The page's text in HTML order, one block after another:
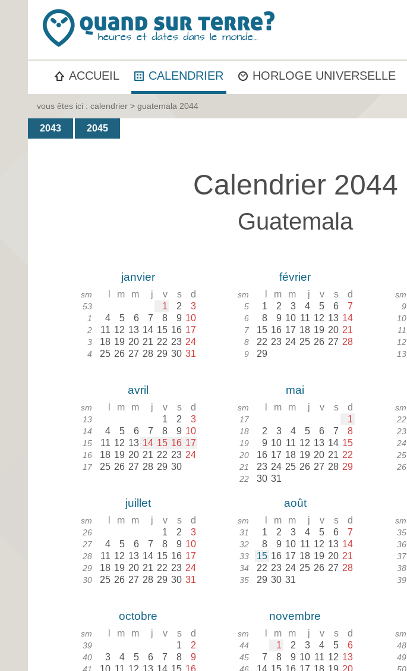
ACCUEIL CALENDRIER HORLOGE UNIVERSELLE
vous êtes ici : calendrier > guatemala 2044
2043 2045
Calendrier 2044
Guatemala
janvier
sm m m j v s d
53 1 2 3
1 4 5 6 7 8 9 10
2 11 12 13 14 15 16 17
3 18 19 20 21 22 23 24
4 25 26 27 28 29 30 31
février
sm m m j v s d
5 1 2 3 4 5 6 7
6 8 9 10 11 12 13 14
7 15 16 17 18 19 20 21
8 22 23 24 25 26 27 28
9 29
sm
9
10
11
12
13
avril
sm m m j v s d
13 1 2 3
14 4 5 6 7 8 9 10
15 11 12 13 14 15 16 17
16 18 19 20 21 22 23 24
17 25 26 27 28 29 30
mai
sm m m j v s d
17 1
18 2 3 4 5 6 7 8
19 9 10 11 12 13 14 15
20 16 17 18 19 20 21 22
21 23 24 25 26 27 28 29
22 30 31
sm
22
23
24
25
26
juillet
sm m m j v s d
26 1 2 3
27 4 5 6 7 8 9 10
28 11 12 13 14 15 16 17
29 18 19 20 21 22 23 24
30 25 26 27 28 29 30 31
août
sm m m j v s d
31 1 2 3 4 5 6 7
32 8 9 10 11 12 13 14
33 15 16 17 18 19 20 21
34 22 23 24 25 26 27 28
35 29 30 31
sm
35
36
37
38
39
octobre
sm m m j v s d
39 1 2
40 3 4 5 6 7 8 9
41 10 11 12 13 14 15 16
novembre
sm m m j v s d
44 1 2 3 4 5 6
45 7 8 9 10 11 12 13
46 14 15 16 17 18 19 20
sm
48
49
50